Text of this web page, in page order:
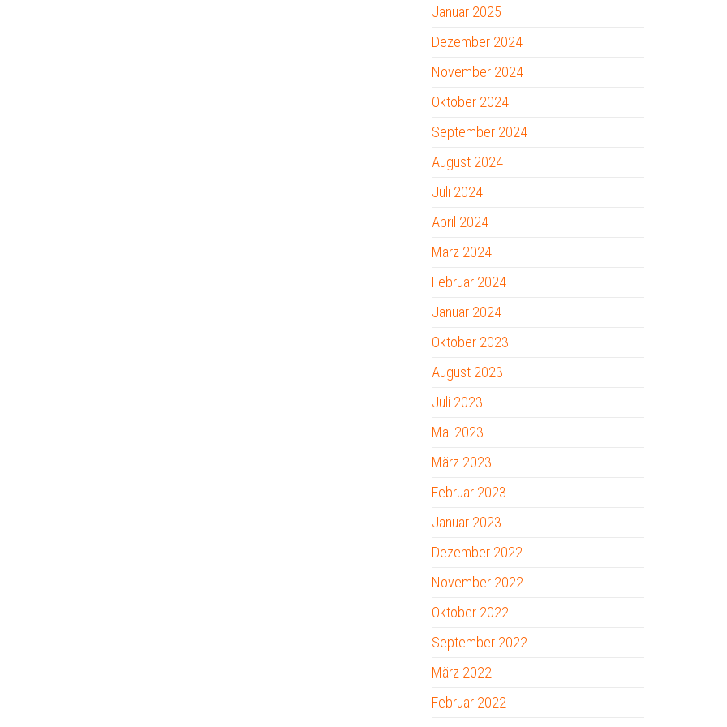
Januar 2025
Dezember 2024
November 2024
Oktober 2024
September 2024
August 2024
Juli 2024
April 2024
März 2024
Februar 2024
Januar 2024
Oktober 2023
August 2023
Juli 2023
Mai 2023
März 2023
Februar 2023
Januar 2023
Dezember 2022
November 2022
Oktober 2022
September 2022
März 2022
Februar 2022